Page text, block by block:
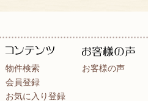
物件検索
会員登録
お気に入り登録
お客様の声